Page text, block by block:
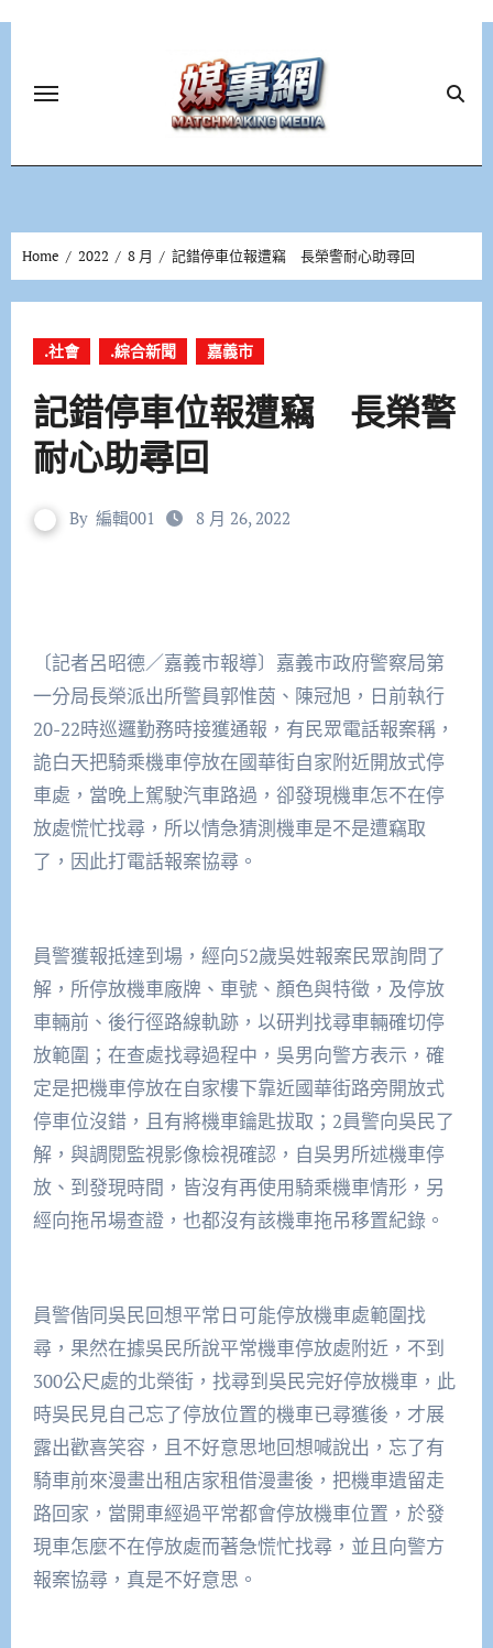
Home 2022 8 月 記錯停車位報遭竊 長榮警耐心助尋回
.社會 .綜合新聞 嘉義市
記錯停車位報遭竊 長榮警
耐心助尋回
By 編輯001 8 月 26, 2022
〔記者呂昭德／嘉義市報導〕嘉義市政府警察局第
一分局長榮派出所警員郭惟茵、陳冠旭，日前執行
20-22時巡邏勤務時接獲通報，有民眾電話報案稱，
詭白天把騎乘機車停放在國華街自家附近開放式停
車處，當晚上駕駛汽車路過，卻發現機車怎不在停
放處慌忙找尋，所以情急猜測機車是不是遭竊取
了，因此打電話報案協尋。
員警獲報抵達到場，經向52歲吳姓報案民眾詢問了
解，所停放機車廠牌、車號、顏色與特徵，及停放
車輛前、後行徑路線軌跡，以研判找尋車輛確切停
放範圍；在查處找尋過程中，吳男向警方表示，確
定是把機車停放在自家樓下靠近國華街路旁開放式
停車位沒錯，且有將機車鑰匙拔取；2員警向吳民了
解，與調閱監視影像檢視確認，自吳男所述機車停
放、到發現時間，皆沒有再使用騎乘機車情形，另
經向拖吊場查證，也都沒有該機車拖吊移置紀錄。
員警偕同吳民回想平常日可能停放機車處範圍找
尋，果然在據吳民所說平常機車停放處附近，不到
300公尺處的北榮街，找尋到吳民完好停放機車，此
時吳民見自己忘了停放位置的機車已尋獲後，才展
露出歡喜笑容，且不好意思地回想喊說出，忘了有
騎車前來漫畫出租店家租借漫畫後，把機車遺留走
路回家，當開車經過平常都會停放機車位置，於發
現車怎麼不在停放處而著急慌忙找尋，並且向警方
報案協尋，真是不好意思。